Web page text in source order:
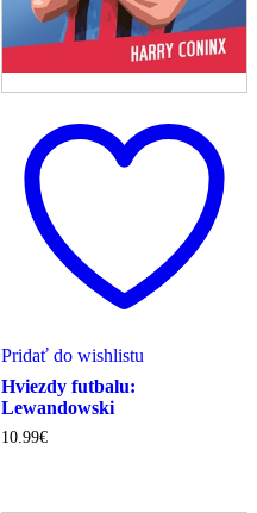
Pridať do wishlistu
Hviezdy futbalu:
Lewandowski
10.99€